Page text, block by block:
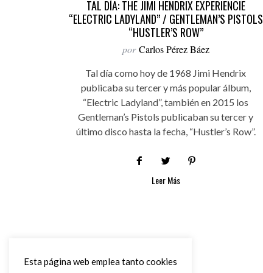
TAL DÍA: THE JIMI HENDRIX EXPERIENCIE
“ELECTRIC LADYLAND” / GENTLEMAN’S PISTOLS
“HUSTLER’S ROW”
por Carlos Pérez Báez
Tal día como hoy de 1968 Jimi Hendrix
publicaba su tercer y más popular álbum,
“Electric Ladyland”, también en 2015 los
Gentleman’s Pistols publicaban su tercer y
último disco hasta la fecha, “Hustler’s Row”.
Leer Más
Esta página web emplea tanto cookies